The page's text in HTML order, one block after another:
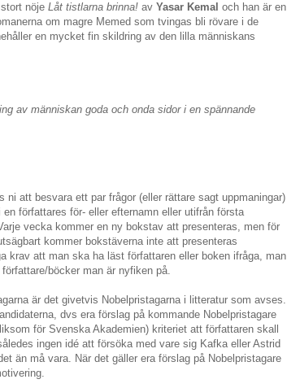
nöje Låt tistlarna brinna! av Yasar Kemal och han är en
om magre Memed som tvingas bli rövare i de
en mycket fin skildring av den lilla människans
av människan goda och onda sidor i en spännande
ni att besvara ett par frågor (eller rättare sagt uppmaningar)
författares för- eller efternamn eller utifrån första
vecka kommer en ny bokstav att presenteras, men för
kommer bokstäverna inte att presenteras
krav att man ska ha läst författaren eller boken ifråga, man
böcker man är nyfiken på.
är det givetvis Nobelpristagarna i litteratur som avses.
dvs era förslag på kommande Nobelpristagare
för Svenska Akademien) kriteriet att författaren skall
ingen idé att försöka med vare sig Kafka eller Astrid
än må vara. När det gäller era förslag på Nobelpristagare